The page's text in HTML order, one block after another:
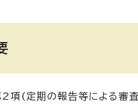
項(定期の報告等による